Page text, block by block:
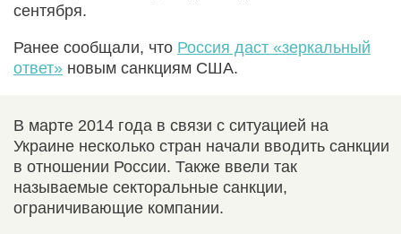
сентября.
Ранее сообщали, что Россия даст «зеркальный
ответ» новым санкциям США.
В марте 2014 года в связи с ситуацией на
Украине несколько стран начали вводить санкции
в отношении России. Также ввели так
называемые секторальные санкции,
ограничивающие компании.